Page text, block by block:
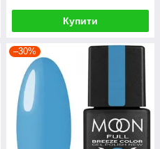
Купити
–30%